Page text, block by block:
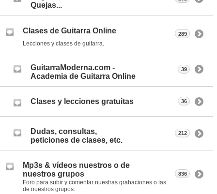
Quejas...
Clases de Guitarra Online
Lecciones y clases de guitarra.
289
GuitarraModerna.com -
Academia de Guitarra Online
39
Clases y lecciones gratuitas 36
Dudas, consultas,
peticiones de clases, etc.
212
Mp3s & vídeos nuestros o de
nuestros grupos
Foro para subir y comentar nuestras grabaciones o las
de nuestros grupos.
836